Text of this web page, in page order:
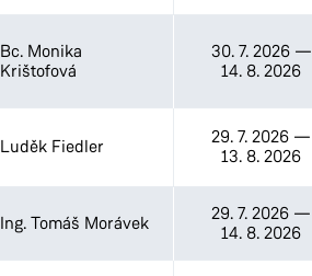
Bc. Monika
Krištofová
30. 7. 2026—
14. 8. 2026
Luděk Fiedler 29. 7. 2026 —
13. 8. 2026
Ing. Tomáš Morávek 29. 7. 2026 —
14. 8. 2026